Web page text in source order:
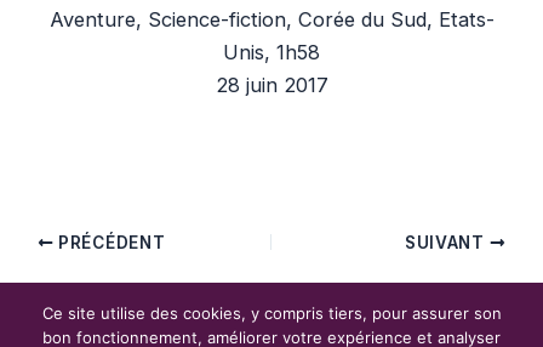
Aventure, Science-fiction, Corée du Sud, Etats-
Unis, 1h58
28 juin 2017
PRÉCÉDENT SUIVANT
Copyright © 2026 Phantasmagory Cinéma
Ce site utilise des cookies, y compris tiers, pour assurer son
bon fonctionnement, améliorer votre expérience et analyser